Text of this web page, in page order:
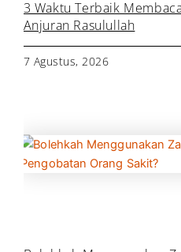
3 Waktu Terbaik
Anjuran Rasulullah
7 Agustus, 2026